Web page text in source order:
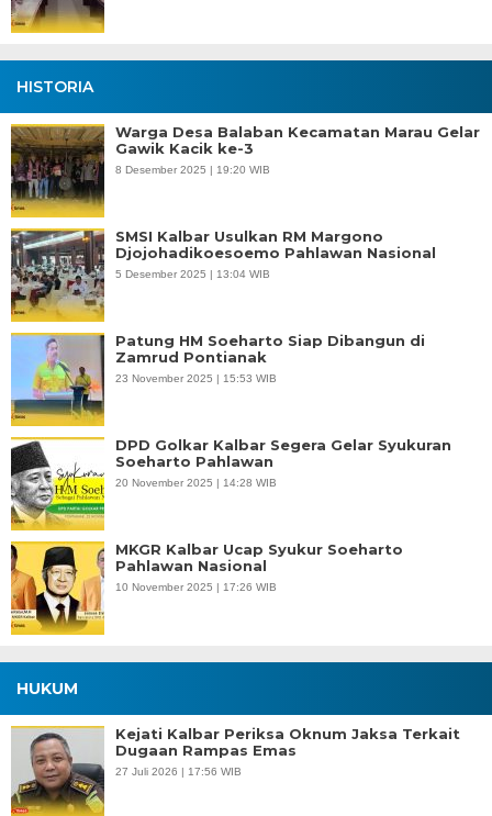
HISTORIA
Warga Desa Balaban Kecamatan Marau Gelar
Gawik Kacik ke-3
8 Desember 2025 | 19:20 WIB
SMSI Kalbar Usulkan RM Margono
Djojohadikoesoemo Pahlawan Nasional
5 Desember 2025 | 13:04 WIB
Patung HM Soeharto Siap Dibangun di
Zamrud Pontianak
23 November 2025 | 15:53 WIB
DPD Golkar Kalbar Segera Gelar Syukuran
Soeharto Pahlawan
20 November 2025 | 14:28 WIB
MKGR Kalbar Ucap Syukur Soeharto
Pahlawan Nasional
10 November 2025 | 17:26 WIB
HUKUM
Kejati Kalbar Periksa Oknum Jaksa Terkait
Dugaan Rampas Emas
27 Juli 2026 | 17:56 WIB